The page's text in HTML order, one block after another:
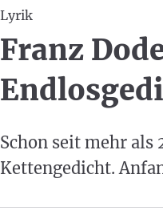
Lyrik
Franz
Schon seit mehr als
Kettengedicht.